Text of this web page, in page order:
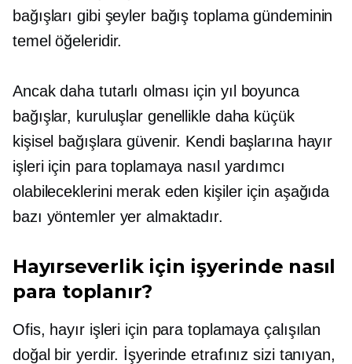
bağışları gibi şeyler bağış toplama gündeminin
temel öğeleridir.
Ancak daha tutarlı olması için yıl boyunca
bağışlar, kuruluşlar genellikle daha küçük
kişisel bağışlara güvenir. Kendi başlarına hayır
işleri için para toplamaya nasıl yardımcı
olabileceklerini merak eden kişiler için aşağıda
bazı yöntemler yer almaktadır.
Hayırseverlik için işyerinde nasıl
para toplanır?
Ofis, hayır işleri için para toplamaya çalışılan
doğal bir yerdir. İşyerinde etrafınız sizi tanıyan,